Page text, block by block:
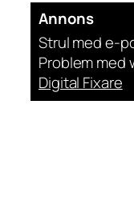
Annons
Strul med e-
Problem med
Digital Fixare